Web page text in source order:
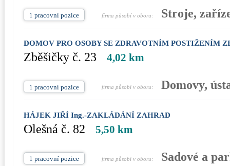
1 pracovní pozice firma působí v oboru: Stroje,
DOMOV PRO OSOBY SE ZDRAVOTNÍM POSTIŽENÍM
Zběšičky č. 23 4,02 km
1 pracovní pozice firma působí v oboru: Domovy,
HÁJEK JIŘÍ Ing.-ZAKLÁDÁNÍ ZAHRAD
Olešná č. 82 5,50 km
1 pracovní pozice firma působí v oboru: Sadové a